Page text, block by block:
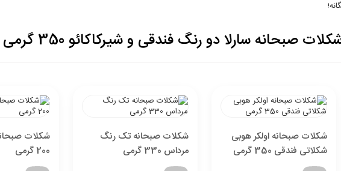
صبحانه سارلا دو رنگ فندقی و شیرکاکائو 350 گرمی
شکلات صبحانه اولکر هوبی
شکلاتی فندقی 350 گرمی
شکلات صبحانه تک رنگ
مرداس 330 گرمی
شکلات
200 گرمی
بگیرید.